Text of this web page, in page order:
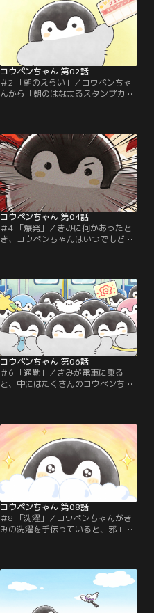
コウペンちゃん 第02話
＃2 「朝のえらい」／コウペンちゃ
んから「朝のはなまるスタンプカー
コウペンちゃん 第04話
＃4 「爆発」／きみに何かあったと
き、コウペンちゃんはいつでもどこ
コウペンちゃん 第06話
＃6 「通勤」／きみが電車に乗る
と、中にはたくさんのコウペンちゃ
コウペンちゃん 第08話
＃8 「洗濯」／コウペンちゃんがき
みの洗濯を手伝っていると、邪エナ